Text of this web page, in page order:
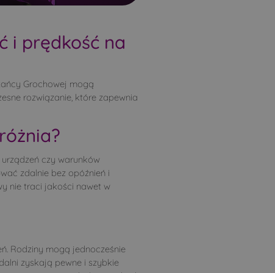
Samułki Duże
Stare Bagińskie
Trzeszczkowo
Wilanowo
Załuskie Kościelne
i prędkość na
Grochowej mogą
rozwiązanie, które zapewnia
czy warunków
zdalnie bez opóźnień i
nie traci jakości nawet w
Rodziny mogą jednocześnie
zyskają pewne i szybkie